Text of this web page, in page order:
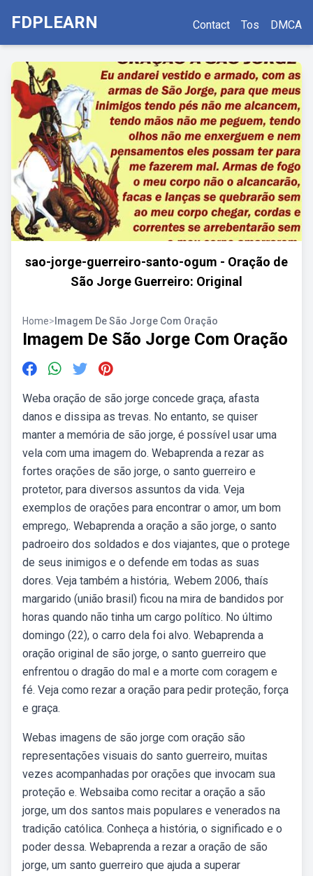
FDPLEARN Contact Tos DMCA
sao-jorge-guerreiro-santo-ogum - Oração de
São Jorge Guerreiro: Original
Home> Imagem De São Jorge Com Oração
Imagem De São Jorge Com Oração
Weba oração de são jorge concede graça, afasta
danos e dissipa as trevas. No entanto, se quiser
manter a memória de são jorge, é possível usar uma
vela com uma imagem do. Webaprenda a rezar as
fortes orações de são jorge, o santo guerreiro e
protetor, para diversos assuntos da vida. Veja
exemplos de orações para encontrar o amor, um bom
emprego,. Webaprenda a oração a são jorge, o santo
padroeiro dos soldados e dos viajantes, que o protege
de seus inimigos e o defende em todas as suas
dores. Veja também a história,. Webem 2006, thaís
margarido (união brasil) ficou na mira de bandidos por
horas quando não tinha um cargo político. No último
domingo (22), o carro dela foi alvo. Webaprenda a
oração original de são jorge, o santo guerreiro que
enfrentou o dragão do mal e a morte com coragem e
fé. Veja como rezar a oração para pedir proteção, força
e graça.
Webas imagens de são jorge com oração são
representações visuais do santo guerreiro, muitas
vezes acompanhadas por orações que invocam sua
proteção e. Websaiba como recitar a oração a são
jorge, um dos santos mais populares e venerados na
tradição católica. Conheça a história, o significado e o
poder dessa. Webaprenda a rezar a oração de são
jorge, um santo guerreiro que ajuda a superar